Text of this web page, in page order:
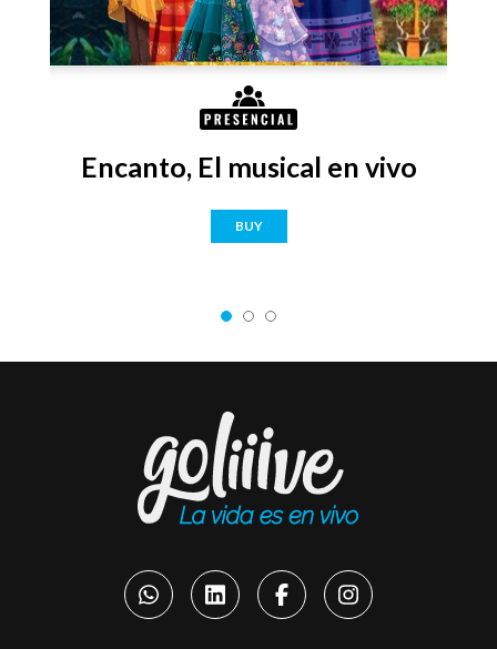
Encanto, El musical en vivo
BUY